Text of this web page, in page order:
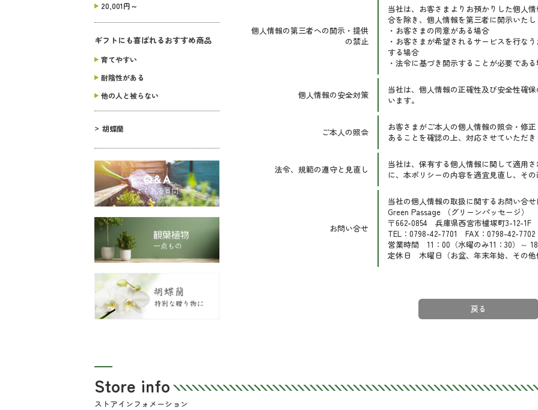
20,001円～
ギフトにも喜ばれるおすすめ商品
育てやすい
耐陰性がある
他の人と被らない
胡蝶蘭
個人情報の第三者への開示・提供
の禁止
当社は、お客さまよりお預かりした個人
合を除き、個人情報を第三者に開示いたし
・お客さまの同意がある場合
・お客さまが希望されるサービスを行な
する場合
・法令に基づき開示することが必要であ
個人情報の安全対策
当社は、個人情報の正確性及び安全性確
います。
ご本人の照会
お客さまがご本人の個人情報の照会・修
あることを確認の上、対応させていただき
法令、規範の遵守と見直し
当社は、保有する個人情報に関して適用
に、本ポリシーの内容を適宜見直し、その
お問い合せ
当社の個人情報の取扱に関するお問い合せ
Green Passage （グリーンパッセージ）
〒662-0854 兵庫県西宮市櫨塚町3-12-1F
TEL：0798-42-7701 FAX：0798-42-7702
営業時間 11：00（水曜のみ11：30）～
定休日 木曜日（お盆、年末年始、その他
戻る
Store info
ストアインフォメーション